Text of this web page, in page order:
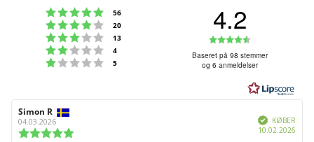
Vurdering:5 ud af 5 stjerner
56
Vurdering:4 ud af 5 stjerner
20
Vurdering:3 ud af 5 stjerner
13
Vurdering:2 ud af 5 stjerner
4
Vurdering:1 ud af 5 stjerner
5
4.2
ud
af
5
Baseret på 98 stemmer
og 6 anmeldelser
Forfatter
af
bedømmelsen:
Simon R
04.03.2026 Verificeret
KØBER
10.02.2026